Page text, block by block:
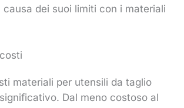
causa dei suoi limiti con i materiali
materiali per utensili da taglio
Dal meno costoso al